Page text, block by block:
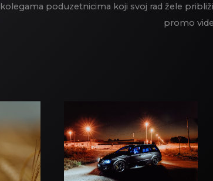
kolegama poduzetnicima koji svoj rad žele
promo